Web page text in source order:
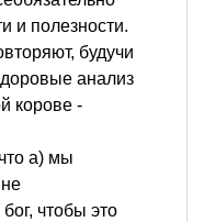
и полезности.
будучи
анализ
корове -
а) мы
чтобы это